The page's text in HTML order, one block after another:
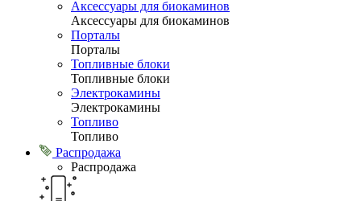
Аксессуары для биокаминов
Аксессуары для биокаминов
Порталы
Порталы
Топливные блоки
Топливные блоки
Электрокамины
Электрокамины
Топливо
Топливо
Распродажа
Распродажа